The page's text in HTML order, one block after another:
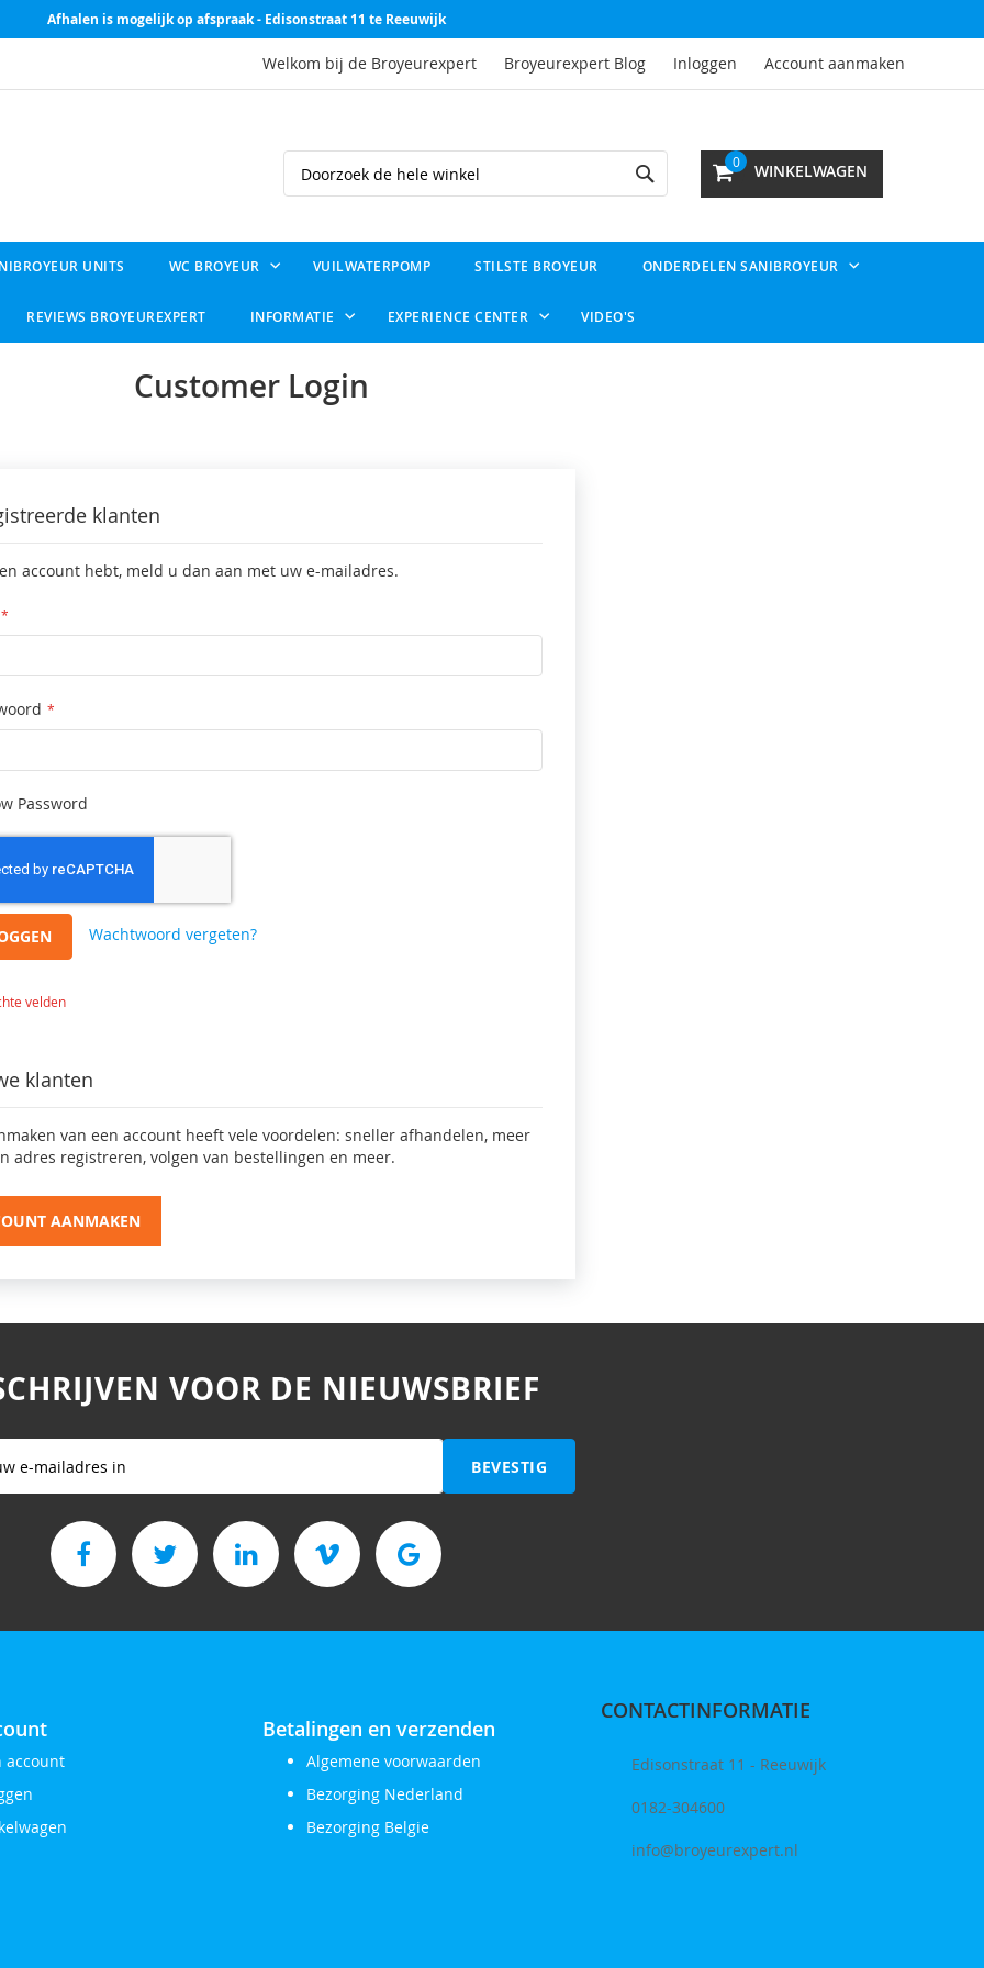
Afhalen is mogelijk op afspraak - Edisonstraat 11 te Reeuwijk
Welkom bij de Broyeurexpert Broyeurexpert Blog Inloggen Account aanmaken
WINKELWAGEN
0
Search
UNITS WC BROYEUR VUILWATERPOMP STILSTE BROYEUR ONDERDELEN SANIBROYEUR
REVIEWS BROYEUREXPERT INFORMATIE EXPERIENCE CENTER VIDEO'S
Customer Login
klanten
account hebt, meld u dan aan met uw e-mailadres.
Password
Wachtwoord vergeten?
klanten
van een account heeft vele voordelen: sneller afhandelen, meer
adres registreren, volgen van bestellingen en meer.
AANMAKEN
VOOR DE NIEUWSBRIEF
BEVESTIG
account
Betalingen en verzenden
Algemene voorwaarden
Bezorging Nederland
Bezorging Belgie
CONTACTINFORMATIE
Edisonstraat 11 - Reeuwijk
0182-304600
info@broyeurexpert.nl